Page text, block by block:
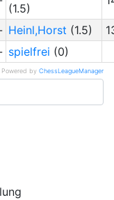
(1.5)
Heinl,Horst (1.5)
spielfrei (0)
Powered by ChessLeagueManager